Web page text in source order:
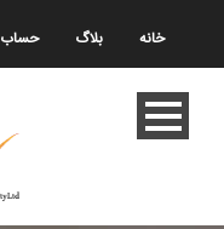
خانه بلاگ حساب